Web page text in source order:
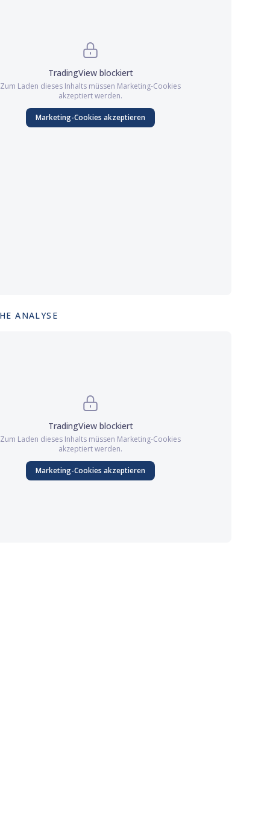
TradingViewblockiert
Zum Laden dieses Inhalts müssen Marketing-Cookies
akzeptiert werden.
Marketing-Cookies akzeptieren
ANALYSE
TradingViewblockiert
Zum Laden dieses Inhalts müssen Marketing-Cookies
akzeptiert werden.
Marketing-Cookies akzeptieren